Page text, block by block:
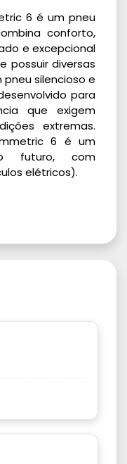
6 é um pneu
conforto,
e excepcional
possuir diversas
silencioso e
para
que exigem
extremas.
6 é um
futuro, com
elétricos).